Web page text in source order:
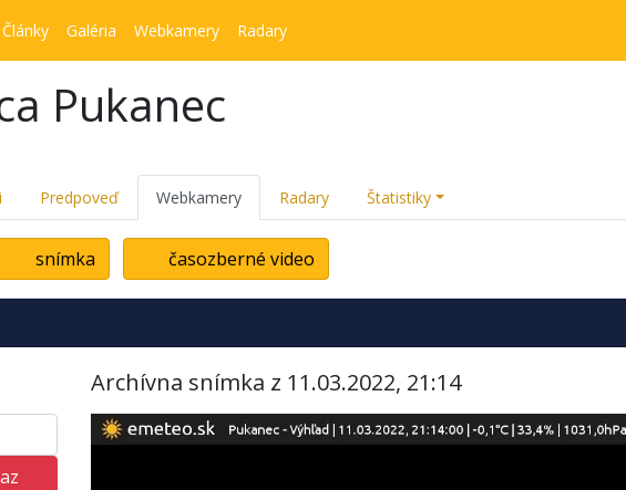
Články Galéria Webkamery Radary
Pukanec
Predpoveď Webkamery Radary Štatistiky
snímka časozberné video
Archívna snímka z 11.03.2022, 21:14